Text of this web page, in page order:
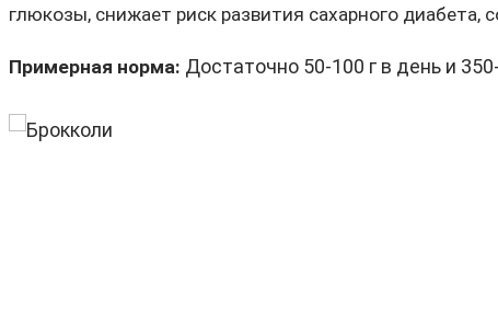
глюкозы, снижает риск развития сахарного диабета,
Примерная норма: Достаточно 50-100 г в день и